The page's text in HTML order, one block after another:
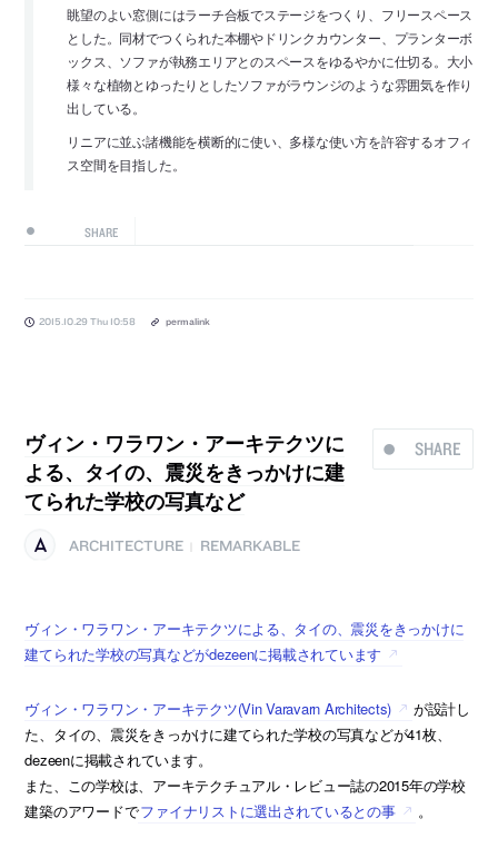
眺望のよい窓側にはラーチ合板でステージをつくり、フリースペース
とした。同材でつくられた本棚やドリンクカウンター、プランターボ
ックス、ソファが執務エリアとのスペースをゆるやかに仕切る。大小
様々な植物とゆったりとしたソファがラウンジのような雰囲気を作り
出している。
リニアに並ぶ諸機能を横断的に使い、多様な使い方を許容するオフィ
ス空間を目指した。
SHARE
2015.10.29 Thu 10:58 permalink
SHARE
ヴィン・ワラワン・アーキテクツに
よる、タイの、震災をきっかけに建
てられた学校の写真など
ARCHITECTURE REMARKABLE
ヴィン・ワラワン・アーキテクツによる、タイの、震災をきっかけに
建てられた学校の写真などがdezeenに掲載されています
ヴィン・ワラワン・アーキテクツ(Vin Varavarn Architects)
が設計し
た、タイの、震災をきっかけに建てられた学校の写真などが41枚、
dezeenに掲載されています。
また、この学校は、アーキテクチュアル・レビュー誌の2015年の学校
建築のアワードでファイナリストに選出されているとの事 。